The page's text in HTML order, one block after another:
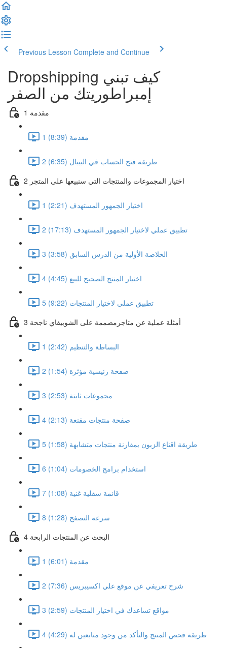
Previous Lesson Complete and Continue
Dropshipping كيف تبني
إمبراطوريتك من الصفر
1 مقدمة
1 مقدمة (8:39)
2 طريقة فتح الحساب في البيبال (6:35)
2 اختيار المجموعات والمنتجات التي سنبيعها على المتجر
1 اختيار الجمهور المستهدف (2:21)
2 تطبيق عملي لاختيار الجمهور المستهدف (17:13)
3 الخلاصة الأولية من الدرس السابق (3:58)
4 اختيار المنتج الصحيح للبيع (4:45)
5 تطبيق عملي لاختيار المنتجات (9:22)
3 أمثلة عملية عن متاجرمصممة على الشوبيفاي ناجحة
1 البساطة والتنظيم (2:42)
2 صفحة رئيسية مؤثرة (1:54)
3 مجموعات ثابتة (2:53)
4 صفحة منتجات مقنعة (2:13)
5 طريقة اقناع الزبون بمقارنة منتجات متشابهة (1:58)
6 استخدام برامج الخصومات (1:04)
7 قائمة سفلية غنية (1:08)
8 سرعة التصفح (1:28)
4 البحث عن المنتجات الرابحة
1 مقدمة (6:01)
2 شرح تعريفي عن موقع علي اكسيبريس (7:36)
3 مواقع تساعدك في اختيار المنتجات (2:59)
4 طريقة فحص المنتج والتأكد من وجود متابعين له (4:29)